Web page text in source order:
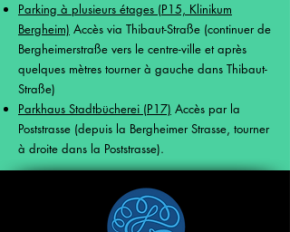
Parking à plusieurs étages (P15, Klinikum
Bergheim) Accès via Thibaut-Straße (continuer de
Bergheimerstraße vers le centre-ville et après
quelques mètres tourner à gauche dans Thibaut-
Straße)
Parkhaus Stadtbücherei (P17) Accès par la
Poststrasse (depuis la Bergheimer Strasse, tourner
à droite dans la Poststrasse).